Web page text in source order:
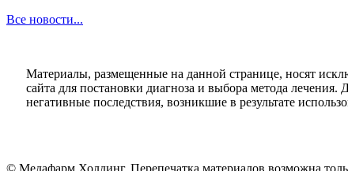
Все новости...
Материалы, размещенные на данной странице, носят
сайта для постановки диагноза и выбора метода
негативные последствия, возникшие в результате
© Медафарм Холдинг. Перепечатка материалов возможна